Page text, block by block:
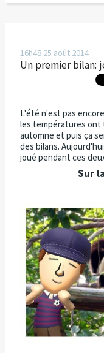
16h48 25 août 2014
Un premier bilan:
L'été n'est pas
les températures ont
automne et puis ça
des bilans.
joué pendant ces
Sur